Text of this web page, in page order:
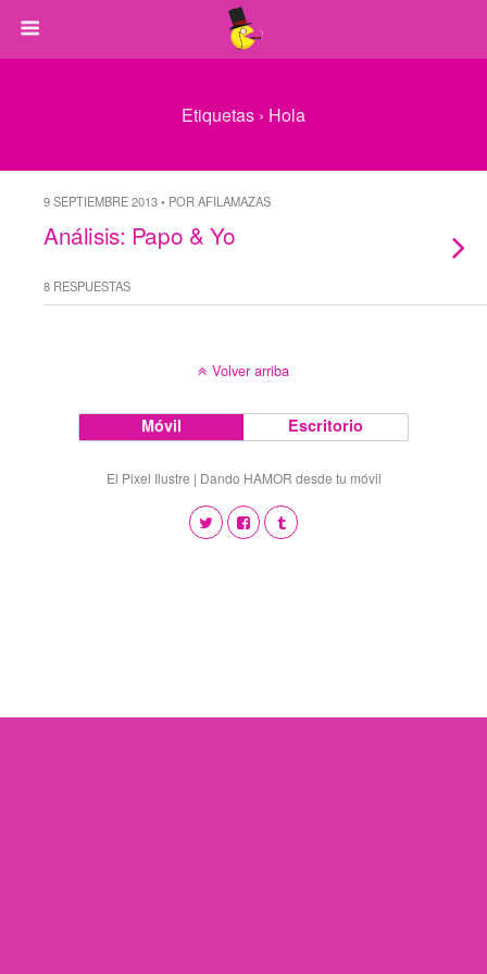
Etiquetas › Hola
9 SEPTIEMBRE 2013 • POR AFILAMAZAS
Análisis: Papo & Yo
8 RESPUESTAS
Volver arriba
Móvil Escritorio
El Pixel Ilustre | Dando HAMOR desde tu móvil